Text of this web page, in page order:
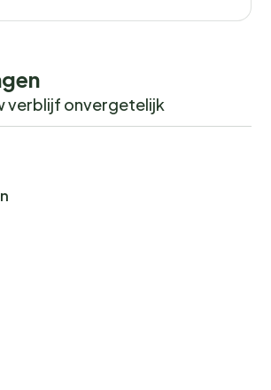
verblijf onvergetelijk